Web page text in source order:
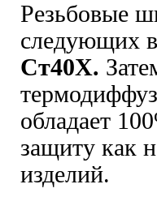
Резьбовые
следующих
Ст40Х.
обладает
защиту как
изделий.